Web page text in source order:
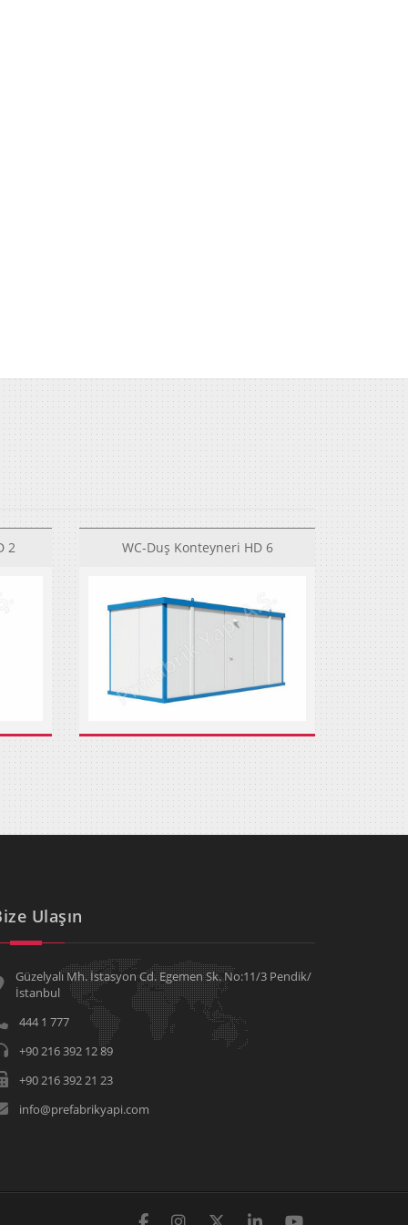
2 WC-Duş Konteyneri HD 6
Ulaşın
Güzelyalı Mh. İstasyon Cd. Egemen Sk. No:11/3 Pendik/
İstanbul
444 1 777
+90 216 392 12 89
+90 216 392 21 23
info@prefabrikyapi.com